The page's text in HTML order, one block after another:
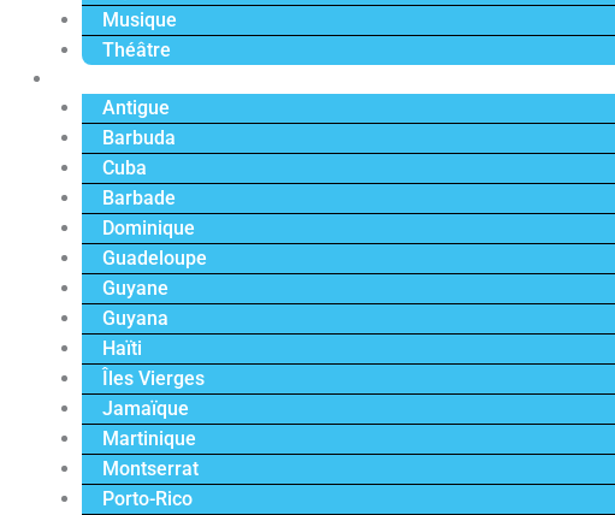
Musique
Théâtre
Antigue
Barbuda
Cuba
Barbade
Dominique
Guadeloupe
Guyane
Guyana
Haïti
Îles Vierges
Jamaïque
Martinique
Montserrat
Porto-Rico